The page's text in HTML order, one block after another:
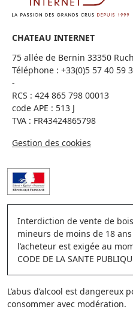
CHATEAU INTERNET
75 allée de Bernin 33350
Téléphone : +33(0)5 57 40 59
-
RCS : 424 865 798 00013
code APE : 513 J
TVA : FR43424865798
Gestion des cookies
Interdiction de vente de
mineurs de moins de 18
l’acheteur est exigée au
CODE DE LA SANTE
L’abus d’alcool est dangereux
consommer avec modération.